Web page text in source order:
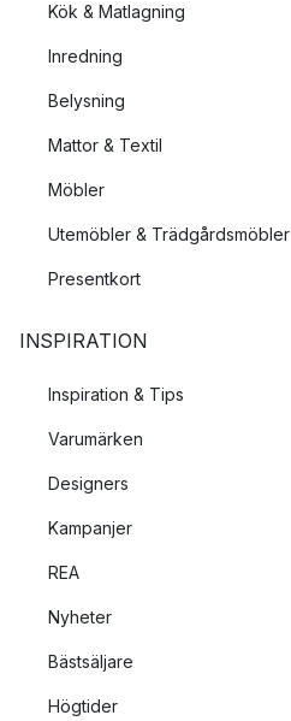
Kök & Matlagning
Inredning
Belysning
Mattor & Textil
Möbler
Utemöbler & Trädgårdsmöbler
Presentkort
INSPIRATION
Inspiration & Tips
Varumärken
Designers
Kampanjer
REA
Nyheter
Bästsäljare
Högtider